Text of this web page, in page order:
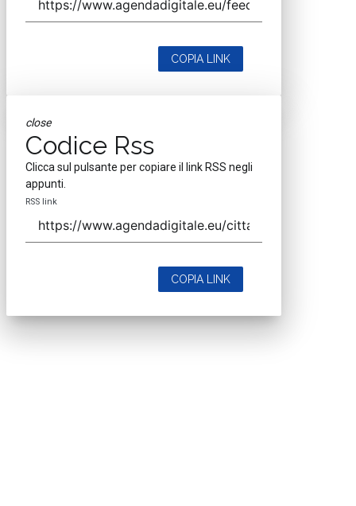
COPIA LINK
close
Codice Rss
Clicca sul pulsante per copiare il link RSS negli
appunti.
RSS link
COPIA LINK